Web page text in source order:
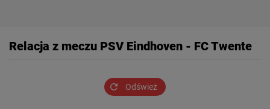
Relacja z meczu PSV Eindhoven - FC Twente
Odśwież